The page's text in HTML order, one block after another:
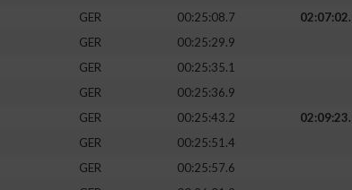
GER 00:25:08.7
GER
00:25:29.9
GER
00:25:35.1
GER
00:25:36.9
GER 00:25:43.2
GER
00:25:51.4
GER
00:25:57.6